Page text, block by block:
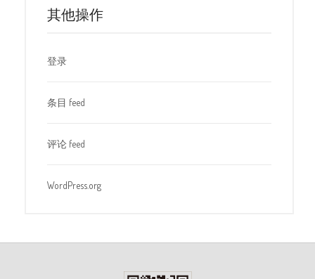
其他操作
登录
条目 feed
评论 feed
WordPress.org